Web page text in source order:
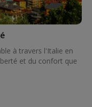
à travers l'Italie en
et du confort que